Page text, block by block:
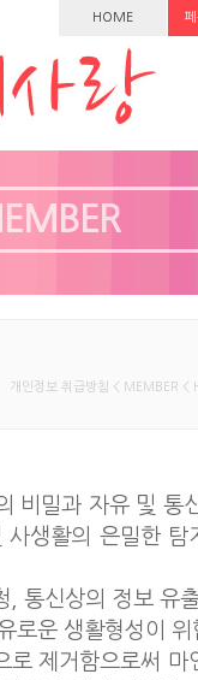
HOME
개인정보 취급방침 < MEMBER <
비밀과 자유 및 통
생활의 은밀한 탐
, 통신상의 정보 유
로운 생활형성이
로 제거함으로써